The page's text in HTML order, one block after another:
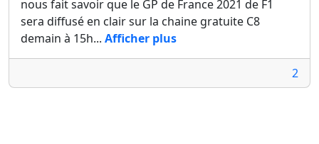
nous fait savoir que le GP de France 2021 de F1
sera diffusé en clair sur la chaine gratuite C8
demain à 15h... Afficher plus
2